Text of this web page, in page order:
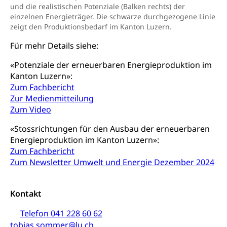
und die realistischen Potenziale (Balken rechts) der
einzelnen Energieträger. Die schwarze durchgezogene Linie
zeigt den Produktionsbedarf im Kanton Luzern.
Für mehr Details siehe:
«Potenziale der erneuerbaren Energieproduktion im
Kanton Luzern»:
Zum Fachbericht
Zur Medienmitteilung
Zum Video
«Stossrichtungen für den Ausbau der erneuerbaren
Energieproduktion im Kanton Luzern»:
Zum Fachbericht
Zum Newsletter Umwelt und Energie Dezember 2024
Kontakt
Telefon 041 228 60 62
Früherziehung
Schuldienste
Heilpädagogische Schulen
Freiwilliger Schulsport
swissuniversities
Vorschule
Kindertagesstätte, Spielgruppe, Tagesmutter,
Freiwilliges Kindergarten Jahr
Kindergarten & Basisstufe
Gesundheit und Soziales
Konsumentenschutz
Konsumentenrechte, Produktsicherheit,
Preisüberwachung, Preisüberwacher,
Konsumentenorganisation, parallele Einfuhr,
Cassis-deDijon-Prinzip
Lebensmittelkontrolle und
Verbraucherschutz
Krankenversicherung